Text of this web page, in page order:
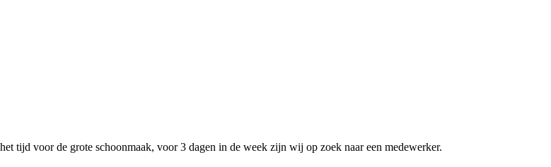
tijd voor de grote schoonmaak, voor 3 dagen in de week zijn wij op zoek naar een medewerker.